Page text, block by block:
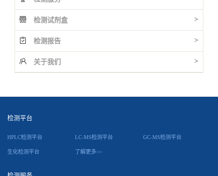
检测试剂盒 >
检测报告 >
关于我们 >
检测平台
HPLC检测平台 LC-MS检测平台 GC-MS检测平台
生化检测平台 了解更多>>